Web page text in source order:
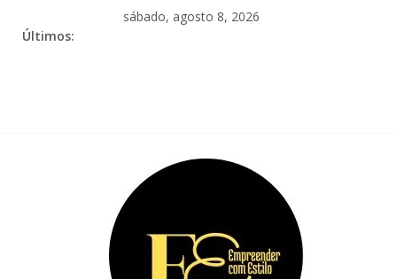
sábado, agosto 8, 2026
Últimos: